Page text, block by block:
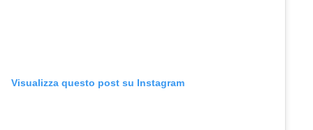
Visualizza questo post su Instagram